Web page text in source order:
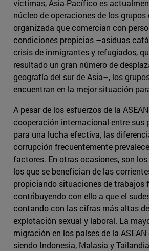
víctimas, Asia-Pacífico es
núcleo de operaciones de los
organizada que comercian con
condiciones propicias –asiduas
crisis de inmigrantes y refugiados,
resultado un gran número de
geografía del sur de Asia–, los
encuentran en la mejor situación
A pesar de los esfuerzos de la
cooperación internacional entre sus
para una lucha efectiva, las
corrupción frecuentemente
factores. En otras ocasiones, son
los que se benefician de las
propiciando situaciones de trabajos
contribuyendo con ello a que el
contando con las cifras más altas
explotación sexual y laboral. La
migración en los países de la
siendo Indonesia, Malasia y